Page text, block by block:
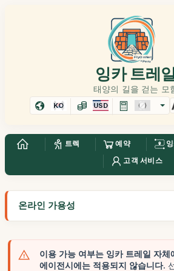
잉카 트레일
태양의 길을 걷는 모
KO USD
트렉 예약
고객 서비스
온라인 가용성
이용 가능 여부는 잉카 트레일 자체
에이전시에는 적용되지 않습니다.